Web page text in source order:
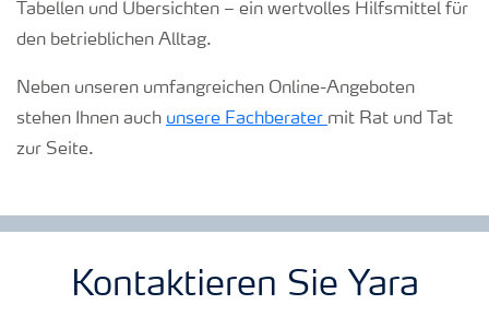
Tabellen und Übersichten – ein wertvolles Hilfsmittel für
den betrieblichen Alltag.
Neben unseren umfangreichen Online-Angeboten
stehen Ihnen auch unsere Fachberater mit Rat und Tat
zur Seite.
Kontaktieren Sie Yara